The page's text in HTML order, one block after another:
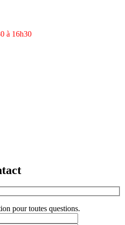
à 16h30
pour toutes questions.